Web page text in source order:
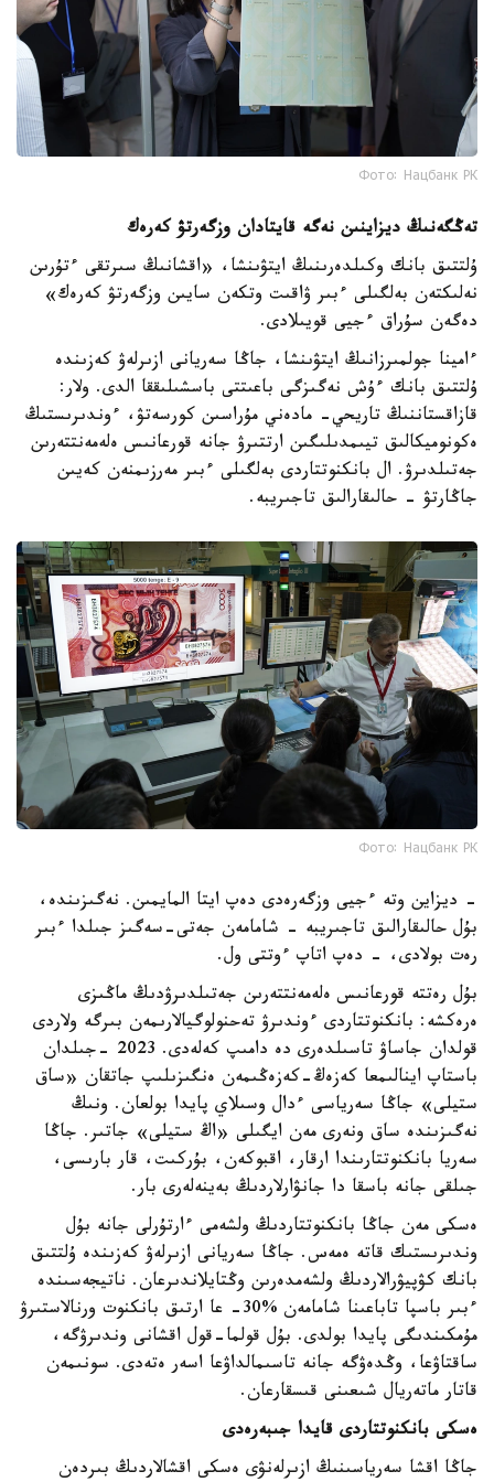
Фото: Нацбанк РК
تەڭگەنىڭ ديزاينىن نەگە قايتادان وزگەرتۋ كەرەك
ۇلتتىق بانك وكىلدەرىنىڭ ايتۋىنشا، «اقشانىڭ سىرتقى ءتۇرىن
نەلىكتەن بەلگىلى ءبىر ۋاقىت وتكەن سايىن وزگەرتۋ كەرەك»
دەگەن سۇراق ءجيى قويىلادى.
ءامينا جولمىرزانىڭ ايتۋىنشا، جاڭا سەريانى ازىرلەۋ كەزىندە
ۇلتتىق بانك ءۇش نەگىزگى باعىتتى باسشىلىققا الدى. ولار:
قازاقستاننىڭ تاريحي- مادەني مۇراسىن كورسەتۋ، ءوندىرىستىڭ
ەكونوميكالىق تيىمدىلىگىن ارتتىرۋ جانە قورعانىس ەلەمەنتتەرىن
جەتىلدىرۋ. ال بانكنوتتاردى بەلگىلى ءبىر مەرزىمنەن كەيىن
جاڭارتۋ - حالىقارالىق تاجىريبە.
Фото: Нацбанк РК
- ديزاين وتە ءجيى وزگەرەدى دەپ ايتا المايمىن. نەگىزىندە،
بۇل حالىقارالىق تاجىريبە - شامامەن جەتى-سەگىز جىلدا ءبىر
رەت بولادى، - دەپ اتاپ ءوتتى ول.
بۇل رەتتە قورعانىس ەلەمەنتتەرىن جەتىلدىرۋدىڭ ماڭىزى
ەرەكشە: بانكنوتتاردى ءوندىرۋ تەحنولوگيالارىمەن بىرگە ولاردى
قولدان جاساۋ تاسىلدەرى دە دامىپ كەلەدى. 2023 -جىلدان
باستاپ اينالىمعا كەزەڭ-كەزەڭىمەن ەنگىزىلىپ جاتقان «ساق
ستيلى» جاڭا سەرياسى ءدال وسىلاي پايدا بولعان. ونىڭ
نەگىزىندە ساق ونەرى مەن ايگىلى «اڭ ستيلى» جاتىر. جاڭا
سەريا بانكنوتتارىندا ارقار، اقبوكەن، بۇركىت، قار بارىسى،
جىلقى جانە باسقا دا جانۋارلاردىڭ بەينەلەرى بار.
ەسكى مەن جاڭا بانكنوتتاردىڭ ولشەمى ءارتۇرلى جانە بۇل
وندىرىستىك قاتە ەمەس. جاڭا سەريانى ازىرلەۋ كەزىندە ۇلتتىق
بانك كۋپيۋرالاردىڭ ولشەمدەرىن وڭتايلاندىرعان. ناتيجەسىندە
ءبىر باسپا تاباعىنا شامامەن %30- عا ارتىق بانكنوت ورنالاستىرۋ
مۇمكىندىگى پايدا بولدى. بۇل قولما-قول اقشانى وندىرۋگە،
ساقتاۋعا، وڭدەۋگە جانە تاسىمالداۋعا اسەر ەتەدى. سونىمەن
قاتار ماتەريال شىعىنى قىسقارعان.
ەسكى بانكنوتتاردى قايدا جىبەرەدى
جاڭا اقشا سەرياسىنىڭ ازىرلەنۋى ەسكى اقشالاردىڭ بىردەن